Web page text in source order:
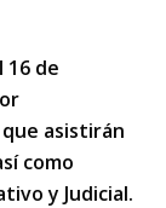
16 de
asistirán
como
y Judicial.